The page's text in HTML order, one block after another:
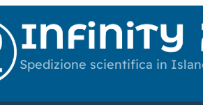
Spedizione scientifica in